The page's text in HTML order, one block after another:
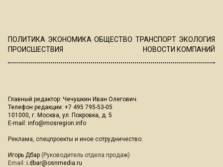
ПОЛИТИКА ЭКОНОМИКА ОБЩЕСТВО ТРАНСПОРТ ЭКОЛОГИЯ
ПРОИСШЕСТВИЯ
НОВОСТИ КОМПАНИЙ
Главный редактор: Чечушкин Иван Олегович.
Телефон редакции: +7 495 795-53-05
101000, г. Москва, ул. Покровка, д. 5
E-mail: info@mosregion.info
Реклама, спецпроекты и иное сотрудничество:
Игорь Дбар (Руководитель отдела продаж)
Email: i.dbar@osnmedia.ru